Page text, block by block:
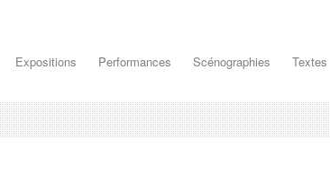
Expositions Performances Scénographies Textes